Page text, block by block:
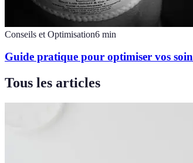
Conseils et Optimisation6 min
Guide pratique pour optimiser vos
Tous les articles